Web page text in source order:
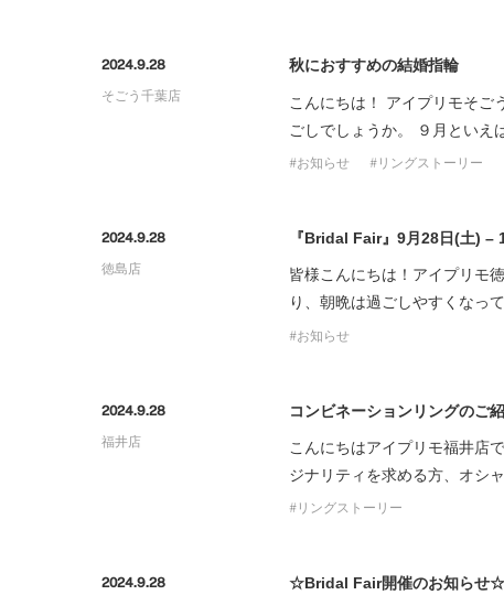
2024.9.28
そごう千葉店
秋におすすめの結婚指輪
こんにちは！ アイプリモそご
ごしでしょうか。 ９月といえ
お知らせ リングストーリー
2024.9.28
徳島店
『Bridal Fair』9月28日(土) –
皆様こんにちは！アイプリモ
り、朝晩は過ごしやすくなっ
お知らせ
2024.9.28
福井店
コンビネーションリングのご
こんにちはアイプリモ福井店
ジナリティを求める方、オシ
リングストーリー
2024.9.28
☆Bridal Fair開催のお知らせ☆